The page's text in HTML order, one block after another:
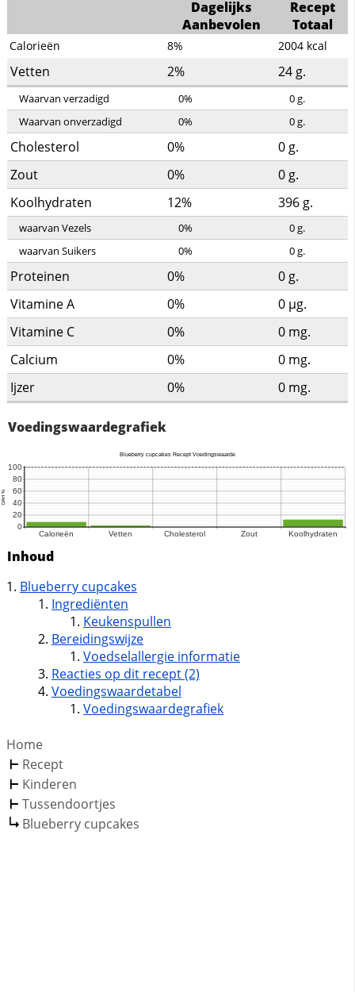
Dagelijks
Aanbevolen
Recept
Totaal
Calorieën 8% 2004 kcal
Vetten 2% 24 g.
Waarvan verzadigd 0% 0g.
Waarvan onverzadigd
0% 0g.
Cholesterol 0% 0 g.
Zout
0% 0 g.
Koolhydraten
12% 396 g.
waarvan Vezels 0% 0g.
waarvan Suikers
0% 0g.
Proteinen 0% 0 g.
Vitamine A
0% 0 µg.
Vitamine C
0% 0 mg.
Calcium
0% 0 mg.
Ijzer
0% 0 mg.
Voedingswaardegrafiek
Inhoud
Blueberry cupcakes
Ingrediënten
Keukenspullen
Bereidingswijze
Voedselallergie informatie
Reacties op dit recept (2)
Voedingswaardetabel
Voedingswaardegrafiek
Home
Recept
Kinderen
Tussendoortjes
Blueberry cupcakes